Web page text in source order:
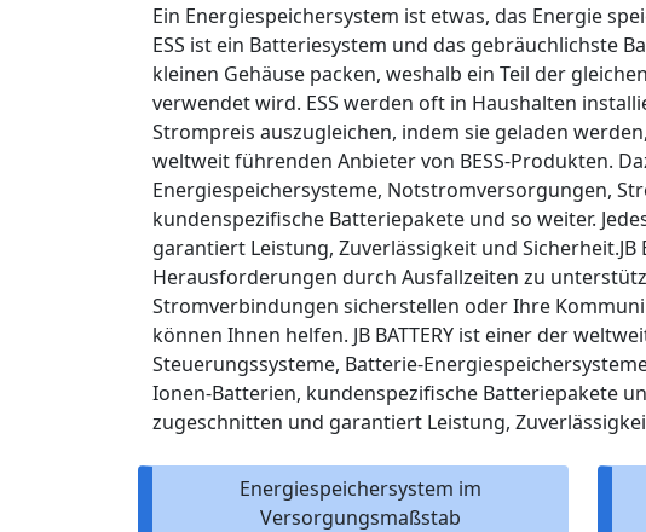
Ein Energiespeichersystem ist etwas, das Energie
ESS ist ein Batteriesystem und das gebräuchlichste
kleinen Gehäuse packen, weshalb ein Teil der
verwendet wird. ESS werden oft in Haushalten
Strompreis auszugleichen, indem sie geladen
weltweit führenden Anbieter von BESS-Produkten.
Energiespeichersysteme, Notstromversorgungen,
kundenspezifische Batteriepakete und so weiter.
garantiert Leistung, Zuverlässigkeit und
Herausforderungen durch Ausfallzeiten zu
Stromverbindungen sicherstellen oder Ihre
können Ihnen helfen. JB BATTERY ist einer der
Steuerungssysteme, Batterie-
Ionen-Batterien, kundenspezifische Batteriepakete
zugeschnitten und garantiert Leistung,
Energiespeichersystem im
Versorgungsmaßstab